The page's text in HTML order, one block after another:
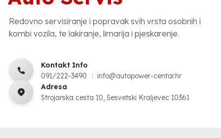
Redovno servisiranje i popravak svih vrsta osobnih i
kombi vozila, te lakiranje, limarija i pjeskarenje.
Kontakt Info
091/222-3490
info@autopower-centar.hr
Adresa
Strojarska cesta 10, Sesvetski Kraljevec 10361